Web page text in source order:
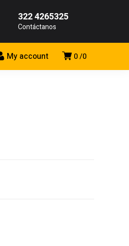
322 4265325
Contáctanos
0 0
My account